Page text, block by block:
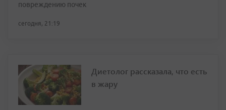
повреждению почек
сегодня, 21:19
Диетолог рассказала, что есть
в жару